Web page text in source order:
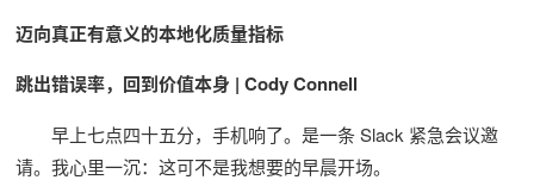
迈向真正有意义的本地化质量指标
跳出错误率，回到价值本身 | Cody Connell
早上七点四十五分，手机响了。是一条 Slack 紧急会议邀
请。我心里一沉：这可不是我想要的早晨开场。